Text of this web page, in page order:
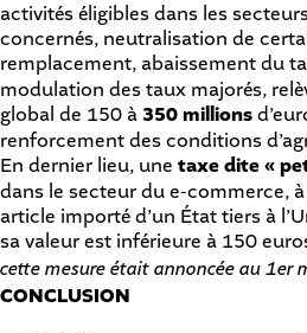
activités éligibles dans les
concernés, neutralisation de
remplacement, abaissement du
modulation des taux majorés,
global de 150 à 350 millions
renforcement des conditions
En dernier lieu, une taxe dite «
dans le secteur du e-commerce,
article importé d’un État tiers à
sa valeur est inférieure à 150
cette mesure était annoncée au 1er
CONCLUSION